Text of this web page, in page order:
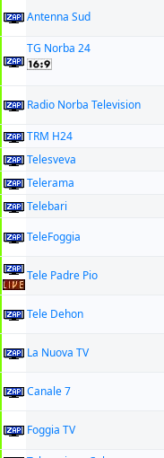
Antenna Sud
TG Norba 24
Radio Norba Television
TRM H24
Telesveva
Telerama
Telebari
TeleFoggia
Tele Padre Pio
Tele Dehon
La Nuova TV
Canale 7
Foggia TV